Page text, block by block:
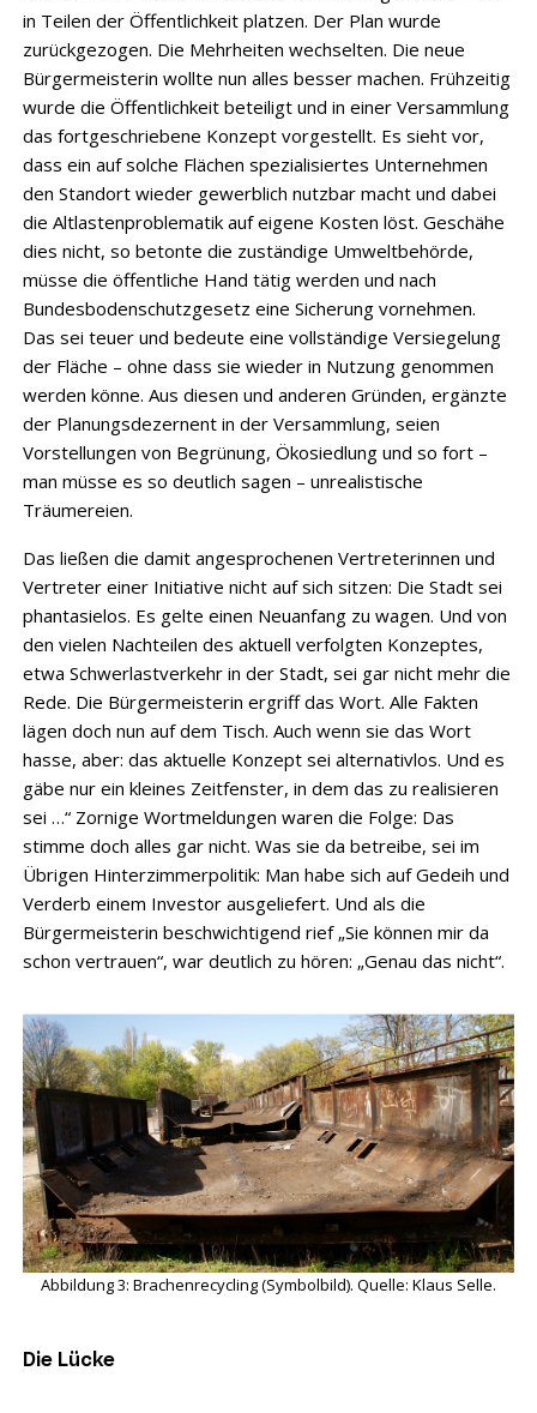
in Teilen der Öffentlichkeit platzen. Der Plan wurde
zurückgezogen. Die Mehrheiten wechselten. Die neue
Bürgermeisterin wollte nun alles besser machen. Frühzeitig
wurde die Öffentlichkeit beteiligt und in einer Versammlung
das fortgeschriebene Konzept vorgestellt. Es sieht vor,
dass ein auf solche Flächen spezialisiertes Unternehmen
den Standort wieder gewerblich nutzbar macht und dabei
die Altlastenproblematik auf eigene Kosten löst. Geschähe
dies nicht, so betonte die zuständige Umweltbehörde,
müsse die öffentliche Hand tätig werden und nach
Bundesbodenschutzgesetz eine Sicherung vornehmen.
Das sei teuer und bedeute eine vollständige Versiegelung
der Fläche – ohne dass sie wieder in Nutzung genommen
werden könne. Aus diesen und anderen Gründen, ergänzte
der Planungsdezernent in der Versammlung, seien
Vorstellungen von Begrünung, Ökosiedlung und so fort –
man müsse es so deutlich sagen – unrealistische
Träumereien.
Das ließen die damit angesprochenen Vertreterinnen und
Vertreter einer Initiative nicht auf sich sitzen: Die Stadt sei
phantasielos. Es gelte einen Neuanfang zu wagen. Und von
den vielen Nachteilen des aktuell verfolgten Konzeptes,
etwa Schwerlastverkehr in der Stadt, sei gar nicht mehr die
Rede. Die Bürgermeisterin ergriff das Wort. Alle Fakten
lägen doch nun auf dem Tisch. Auch wenn sie das Wort
hasse, aber: das aktuelle Konzept sei alternativlos. Und es
gäbe nur ein kleines Zeitfenster, in dem das zu realisieren
sei …“ Zornige Wortmeldungen waren die Folge: Das
stimme doch alles gar nicht. Was sie da betreibe, sei im
Übrigen Hinterzimmerpolitik: Man habe sich auf Gedeih und
Verderb einem Investor ausgeliefert. Und als die
Bürgermeisterin beschwichtigend rief „Sie können mir da
schon vertrauen“, war deutlich zu hören: „Genau das nicht“.
Abbildung 3: Brachenrecycling (Symbolbild). Quelle: Klaus Selle.
Die Lücke